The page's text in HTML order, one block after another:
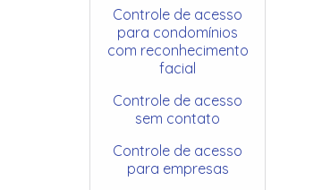
Controle de acesso
para condomínios
com reconhecimento
facial
Controle de acesso
sem contato
Controle de acesso
para empresas